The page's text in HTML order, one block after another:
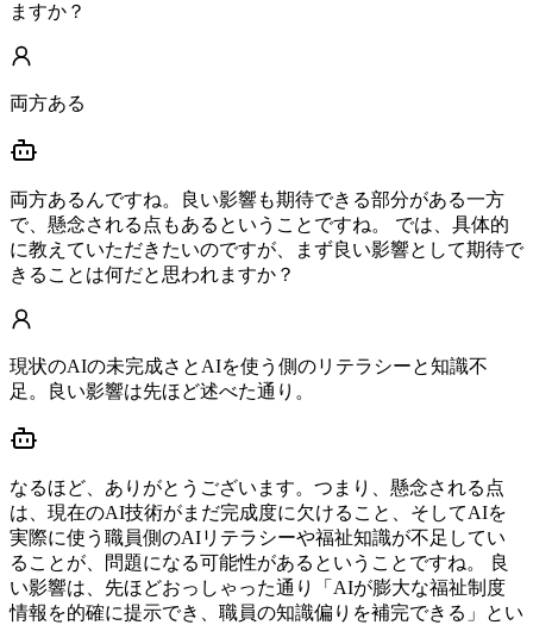
ますか？
両方ある
両方あるんですね。良い影響も期待できる部分がある一方
で、懸念される点もあるということですね。 では、具体的
に教えていただきたいのですが、まず良い影響として期待で
きることは何だと思われますか？
現状のAIの未完成さとAIを使う側のリテラシーと知識不
足。良い影響は先ほど述べた通り。
なるほど、ありがとうございます。つまり、懸念される点
は、現在のAI技術がまだ完成度に欠けること、そしてAIを
実際に使う職員側のAIリテラシーや福祉知識が不足してい
ることが、問題になる可能性があるということですね。 良
い影響は、先ほどおっしゃった通り「AIが膨大な福祉制度
情報を的確に提示でき、職員の知識偏りを補完できる」とい